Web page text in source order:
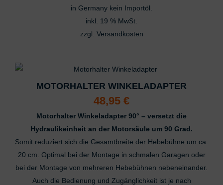
in Germany kein Importöl.
inkl. 19 % MwSt.
zzgl. Versandkosten
MOTORHALTER WINKELADAPTER
48,95 €
Motorhalter Winkeladapter 90° – versetzt die
Hydraulikeinheit an der Motorsäule um 90 Grad.
Somit reduziert sich die Gesamtbreite der Hebebühne um ca.
20 cm. Optimal bei der Montage in schmalen Garagen oder
bei der Montage von mehreren Hebebühnen nebeneinander.
Auch die Bedienung und Zugänglichkeit ist je nach